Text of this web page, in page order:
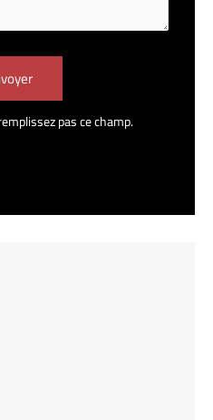
pas ce champ.